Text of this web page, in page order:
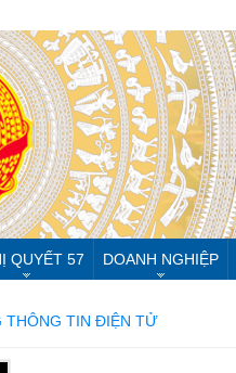
QUYẾT 57 DOANH NGHIỆP
THÔNG TIN ĐIỆN TỬ